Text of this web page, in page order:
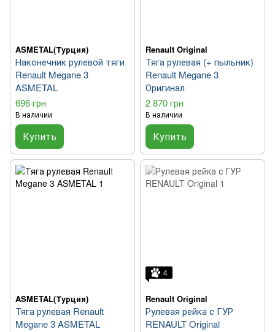
ASMETAL(Турция)
Наконечник рулевой тяги
Renault Megane 3
ASMETAL
696 грн
В наличии
Купить
Renault Original
Тяга рулевая (+ пыльник)
Renault Megane 3
Оригинал
2 870 грн
В наличии
Купить
ASMETAL(Турция)
Тяга рулевая Renault
Megane 3 ASMETAL
4
Renault Original
Рулевая рейка с ГУР
RENAULT Original